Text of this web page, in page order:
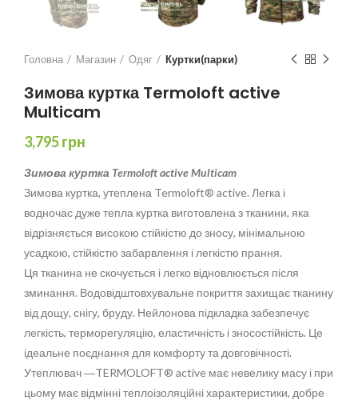
Головна Магазин Одяг Куртки(парки)
Зимова куртка Termoloft active
Multicam
3,795грн
Зимова куртка Termoloft active Multicam
Зимова куртка, утеплена Termoloft® active. Легка і
водночас дуже тепла куртка виготовлена з тканини, яка
відрізняється високою стійкістю до зносу, мінімальною
усадкою, стійкістю забарвлення і легкістю прання.
Ця тканина не скочується і легко відновлюється після
зминання. Водовідштовхувальне покриття захищає тканину
від дощу, снігу, бруду. Нейлонова підкладка забезпечує
легкість, терморегуляцію, еластичність і зносостійкість. Це
ідеальне поєднання для комфорту та довговічності.
Утеплювач ―TERMOLOFT® active має невелику масу і при
цьому має відмінні теплоізоляційні характеристики, добре